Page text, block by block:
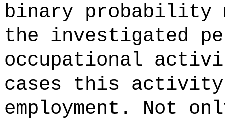
binary probability
the investigated
occupational
cases this
employment. Not